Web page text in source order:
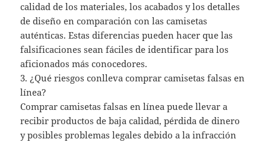
calidad de los materiales, los acabados y los detalles
de diseño en comparación con las camisetas
auténticas. Estas diferencias pueden hacer que las
falsificaciones sean fáciles de identificar para los
aficionados más conocedores.
3. ¿Qué riesgos conlleva comprar camisetas falsas en
línea?
Comprar camisetas falsas en línea puede llevar a
recibir productos de baja calidad, pérdida de dinero
y posibles problemas legales debido a la infracción